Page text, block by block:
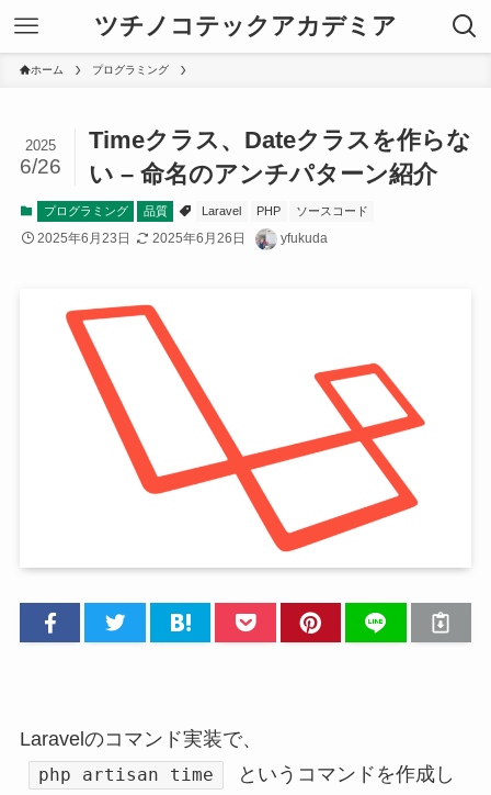
ツチノコテックアカデミア
ホーム プログラミング
Timeクラス、Dateクラスを作らな
い – 命名のアンチパターン紹介
2025
6/26
プログラミング 品質 Laravel PHP ソースコード
2025年6月23日 2025年6月26日 yfukuda
Laravelのコマンド実装で、
php artisan time
というコマンドを作成し